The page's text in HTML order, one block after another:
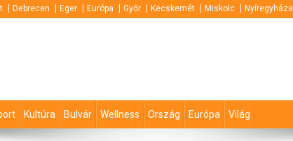
Debrecen Eger Európa Győr Kecskemét Miskolc Nyíregyháza
Kultúra Bulvár Wellness Ország Európa Világ